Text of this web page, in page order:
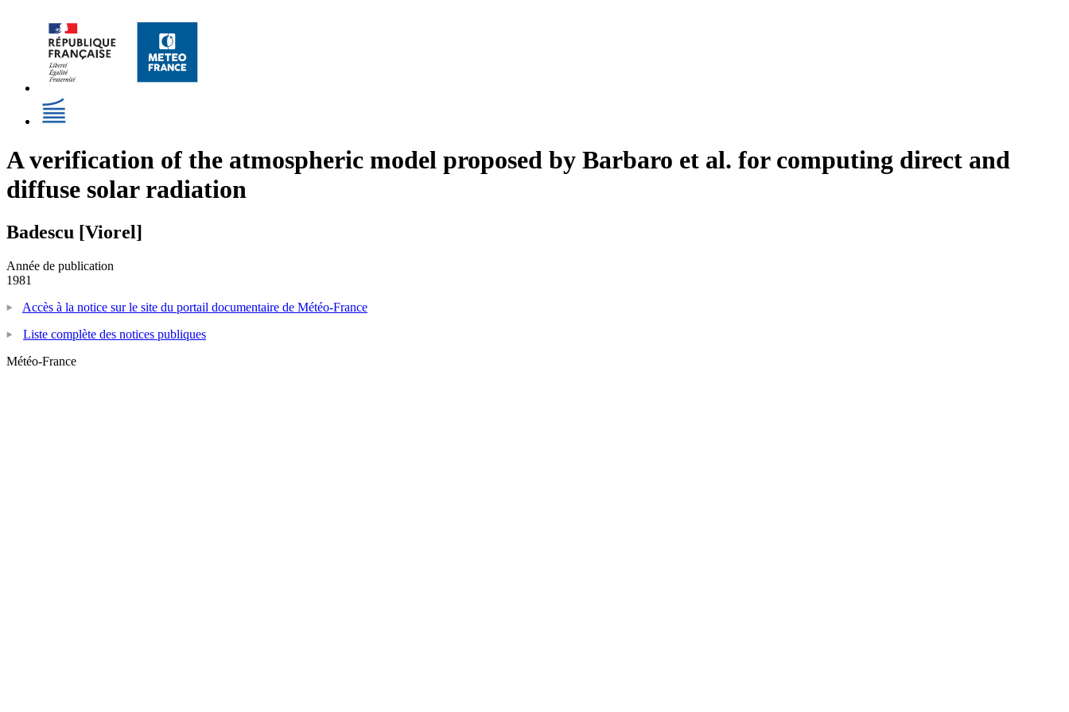
A verification of the atmospheric model proposed by Barbaro et al. for computing direct and
diffuse solar radiation
Badescu [Viorel]
Année de publication
1981
Accès à la notice sur le site du portail documentaire de Météo-France
Liste complète des notices publiques
Météo-France